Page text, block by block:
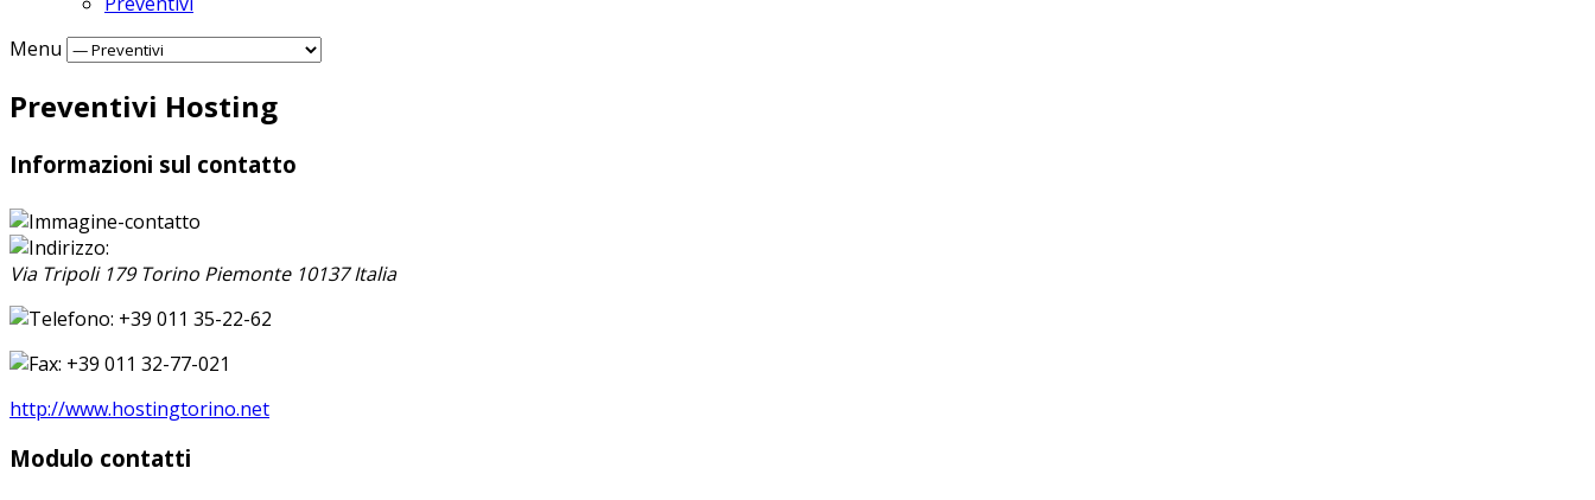
Menu
Preventivi Hosting
Informazioni sul contatto
Via Tripoli 179Torino Piemonte 10137Italia
+39 011 35-22-62
+39 011 32-77-021
http://www.hostingtorino.net
Modulo contatti